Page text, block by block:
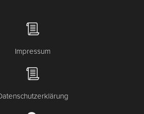
Impressum